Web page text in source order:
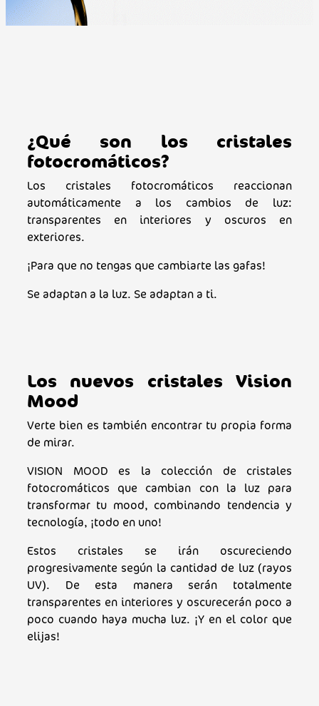
¿Qué son los cristales
fotocromáticos?
Los cristales fotocromáticos reaccionan
automáticamente a los cambios de luz:
transparentes en interiores y oscuros en
exteriores.
¡Para que no tengas que cambiarte las gafas!
Se adaptan a la luz. Se adaptan a ti.
Los nuevos cristales Vision
Mood
Verte bien es también encontrar tu propia forma
de mirar.
VISION MOOD es la colección de cristales
fotocromáticos que cambian con la luz para
transformar tu mood, combinando tendencia y
tecnología, ¡todo en uno!
Estos cristales se irán oscureciendo
progresivamente según la cantidad de luz (rayos
UV). De esta manera serán totalmente
transparentes en interiores y oscurecerán poco a
poco cuando haya mucha luz. ¡Y en el color que
elijas!